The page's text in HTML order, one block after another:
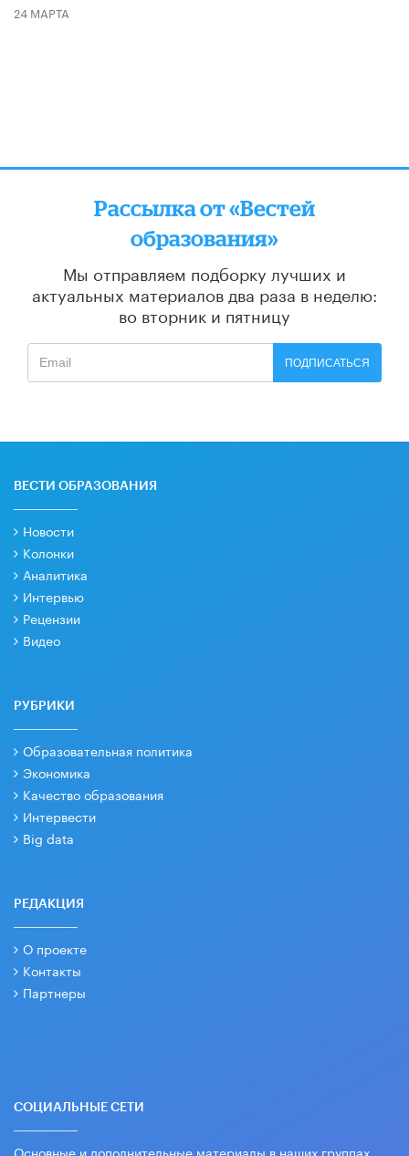
24 МАРТА
Рассылка от «Вестей
образования»
Мы отправляем подборку лучших и
актуальных материалов два раза в неделю:
во вторник и пятницу
ПОДПИСАТЬСЯ
ВЕСТИ ОБРАЗОВАНИЯ
Новости
Колонки
Аналитика
Интервью
Рецензии
Видео
РУБРИКИ
Образовательная политика
Экономика
Качество образования
Интервести
Big data
РЕДАКЦИЯ
О проекте
Контакты
Партнеры
СОЦИАЛЬНЫЕ СЕТИ
Основные и дополнительные материалы в наших группах